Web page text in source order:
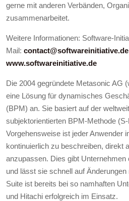
gerne mit anderen Verbänden,
zusammenarbeitet.
Weitere Informationen: Software-
Mail: contact@softwareinitiative.de
www.softwareinitiative.de
Die 2004 gegründete Metasonic AG
eine Lösung für dynamisches
(BPM) an. Sie basiert auf der
subjektorientierten BPM-Methode
Vorgehensweise ist jeder Anwender
kontinuierlich zu beschreiben, direkt
anzupassen. Dies gibt Unternehmen
und lässt sie schnell auf
Suite ist bereits bei so namhaften
und Hitachi erfolgreich im Einsatz.